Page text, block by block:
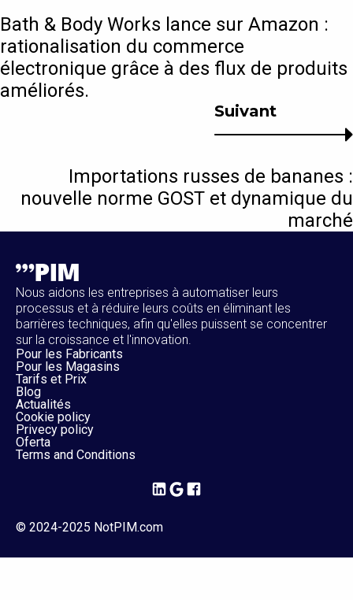
Suivant
Importations russes de bananes :
nouvelle norme GOST et dynamique du
marché
Bath & Body Works lance sur Amazon :
rationalisation du commerce
électronique grâce à des flux de produits
améliorés.
Nous aidons les entreprises à automatiser leurs
processus et à réduire leurs coûts en éliminant les
barrières techniques, afin qu'elles puissent se concentrer
sur la croissance et l'innovation.
Pour les Fabricants
Pour les Magasins
Tarifs et Prix
Blog
Actualités
Cookie policy
Privecy policy
Oferta
Terms and Conditions
© 2024-2025 NotPIM.com